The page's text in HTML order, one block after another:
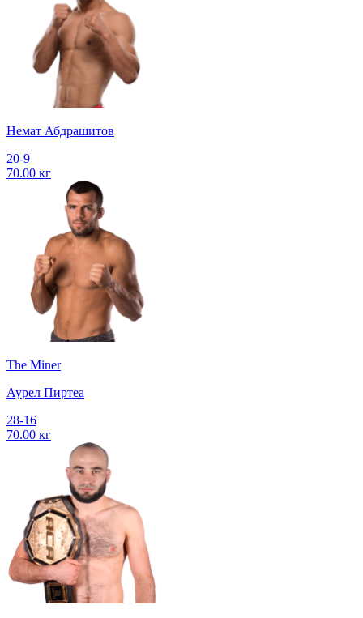
Немат Абдрашитов
20-9
70.00 кг
The Miner
Аурел Пиртеа
28-16
70.00 кг